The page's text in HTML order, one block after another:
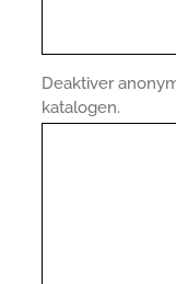
Deaktiver
katalogen.